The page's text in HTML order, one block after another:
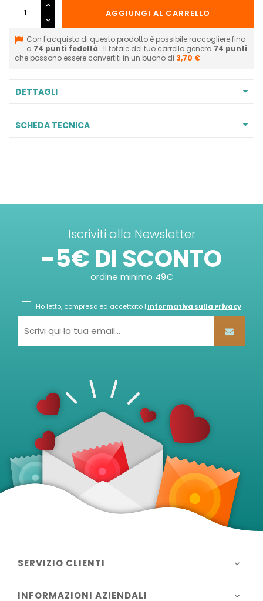
AGGIUNGI AL CARRELLO
Con l'acquisto di questo prodotto è possibile raccogliere fino
a 74 punti fedeltà . Il totale del tuo carrello genera 74 punti
che possono essere convertiti in un buono di 3,70 €.
DETTAGLI
SCHEDA TECNICA
Iscriviti alla Newsletter
-5€ DI SCONTO
ordine minimo 49€
Ho letto, compreso ed accettato l'Informativa sulla Privacy
SERVIZIO CLIENTI 
INFORMAZIONI AZIENDALI 